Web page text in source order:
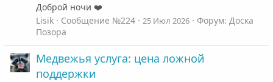
Доброй ночи ❤️
Lisik
Сообщение №224 25 Июл 2026 Форум: Доска
Позора
Медвежья услуга: цена ложной
поддержки